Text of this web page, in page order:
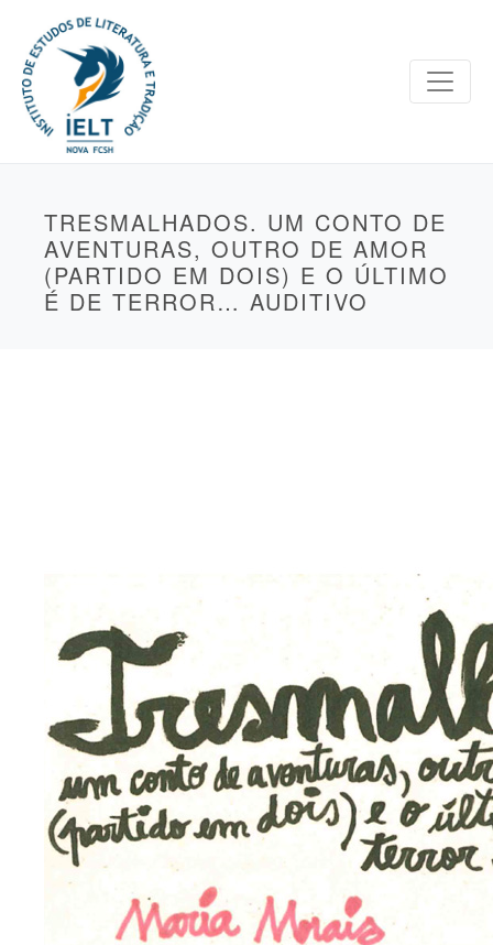
TRESMALHADOS. UM CONTO DE
AVENTURAS, OUTRO DE AMOR
(PARTIDO EM DOIS) E O ÚLTIMO
É DE TERROR… AUDITIVO